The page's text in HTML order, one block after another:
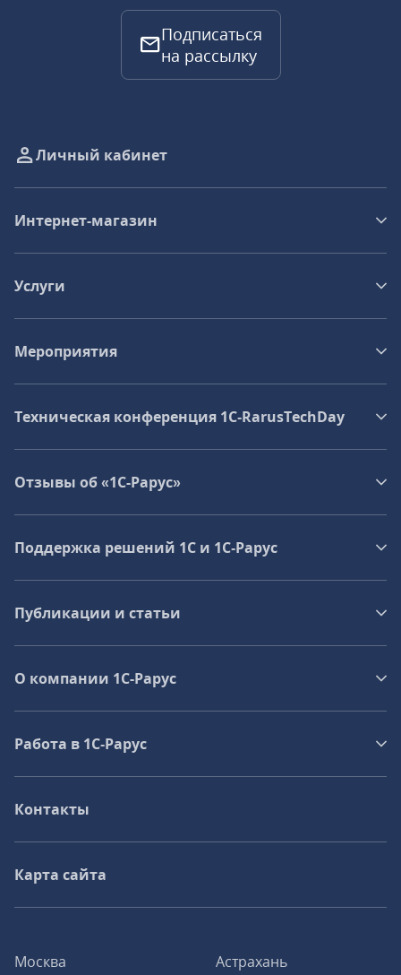
Подписаться
на рассылку
Москва
Астрахань
Личный кабинет
Интернет-магазин
Услуги
Мероприятия
Техническая конференция 1C‑RarusTechDay
Отзывы об «1С-Рарус»
Поддержка решений 1С и 1С‑Рарус
Публикации и статьи
О компании 1C-Рарус
Работа в 1С‑Рарус
Контакты
Карта сайта